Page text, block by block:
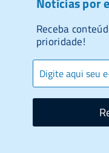
Receba
prioridade!